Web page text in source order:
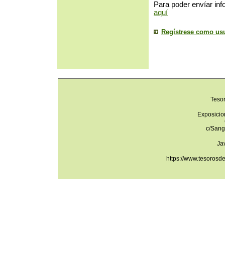
Para poder envíar
aquí
Regístrese como
c/
https://